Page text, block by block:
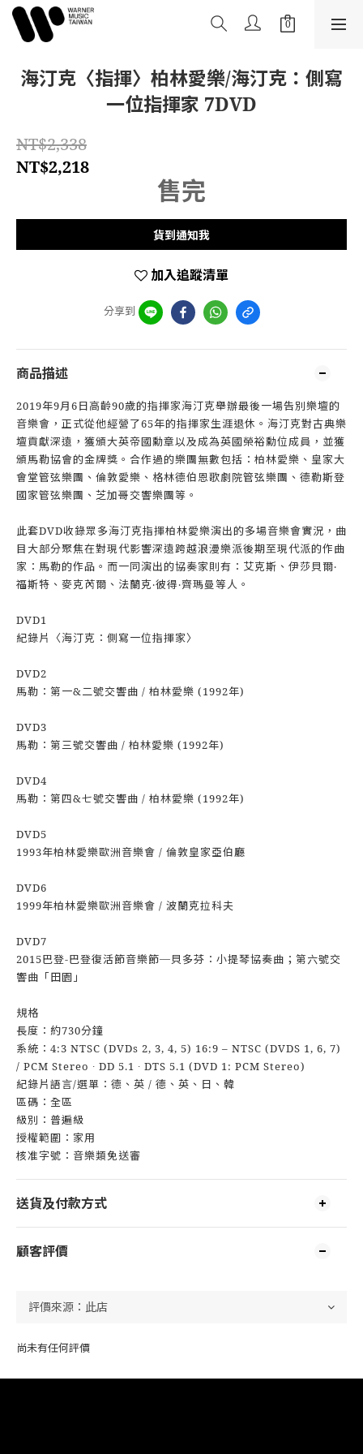
海汀克〈指揮〉柏林愛樂/海汀克：側寫
一位指揮家 7DVD
NT$2,338
NT$2,218
售完
貨到通知我
加入追蹤清單
分享到
商品描述
2019年9月6日高齡90歲的指揮家海汀克舉辦最後一場告別樂壇的
音樂會，正式從他經營了65年的指揮家生涯退休。海汀克對古典樂
壇貢獻深遠，獲頒大英帝國勳章以及成為英國榮裕勳位成員，並獲
頒馬勒協會的金牌獎。合作過的樂團無數包括：柏林愛樂、皇家大
會堂管弦樂團、倫敦愛樂、格林德伯恩歌劇院管弦樂團、德勒斯登
國家管弦樂團、芝加哥交響樂團等。
此套DVD收錄眾多海汀克指揮柏林愛樂演出的多場音樂會實況，曲
目大部分聚焦在對現代影響深遠跨越浪漫樂派後期至現代派的作曲
家：馬勒的作品。而一同演出的協奏家則有：艾克斯、伊莎貝爾‧
福斯特、麥克芮爾、法蘭克‧彼得‧齊瑪曼等人。
DVD1
紀錄片〈海汀克：側寫一位指揮家〉
DVD2
馬勒：第一&二號交響曲 / 柏林愛樂 (1992年)
DVD3
馬勒：第三號交響曲 / 柏林愛樂 (1992年)
DVD4
馬勒：第四&七號交響曲 / 柏林愛樂 (1992年)
DVD5
1993年柏林愛樂歐洲音樂會 / 倫敦皇家亞伯廳
DVD6
1999年柏林愛樂歐洲音樂會 / 波蘭克拉科夫
DVD7
2015巴登-巴登復活節音樂節─貝多芬：小提琴協奏曲；第六號交
響曲「田園」
規格
長度：約730分鐘
系統：4:3 NTSC (DVDs 2, 3, 4, 5) 16:9 – NTSC (DVDS 1, 6, 7)
/ PCM Stereo ∙ DD 5.1 ∙ DTS 5.1 (DVD 1: PCM Stereo)
紀錄片語言/選單：德、英 / 德、英、日、韓
區碼：全區
級別：普遍級
授權範圍：家用
核准字號：音樂類免送審
送貨及付款方式
顧客評價
尚未有任何評價